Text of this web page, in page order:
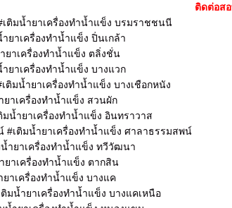
ติดต่อส
ติมน้ำยาเครื่องทำน้ำแข็ง บรมราชชนนี
ยาเครื่องทำน้ำแข็ง ปิ่นเกล้า
ยาเครื่องทำน้ำแข็ง ตลิ่งชั่น
ยาเครื่องทำน้ำแข็ง บางแวก
ติมน้ำยาเครื่องทำน้ำแข็ง บางเชือกหนัง
าเครื่องทำน้ำแข็ง สวนผัก
น้ำยาเครื่องทำน้ำแข็ง อินทราวาส
#เติมน้ำยาเครื่องทำน้ำแข็ง ศาลาธรรมสพน์
ำยาเครื่องทำน้ำแข็ง ทวีวัฒนา
ยาเครื่องทำน้ำแข็ง ตากสิน
าเครื่องทำน้ำแข็ง บางแค
มน้ำยาเครื่องทำน้ำแข็ง บางแคเหนือ